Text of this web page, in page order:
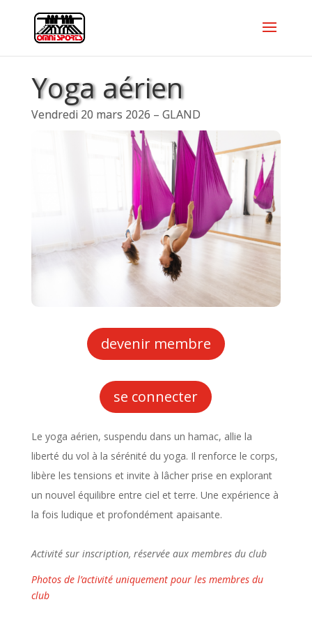
Yoga aérien
Vendredi 20 mars 2026 – GLAND
devenir membre
se connecter
Le yoga aérien, suspendu dans un hamac, allie la
liberté du vol à la sérénité du yoga. Il renforce le corps,
libère les tensions et invite à lâcher prise en explorant
un nouvel équilibre entre ciel et terre. Une expérience à
la fois ludique et profondément apaisante.
Activité sur inscription, réservée aux membres du club
Photos de l’activité uniquement pour les membres du
club